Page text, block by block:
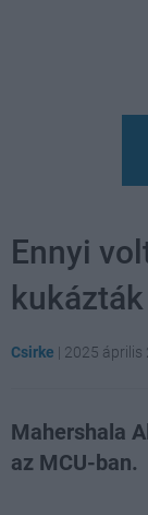
Ennyi
Csirke | 2025 április
Mahershala
az MCU-ban.